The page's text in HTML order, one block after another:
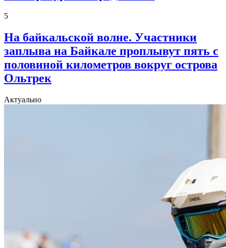
5
На байкальской волне. Участники
заплыва на Байкале проплывут пять с
половиной километров вокруг острова
Ольтрек
Актуально